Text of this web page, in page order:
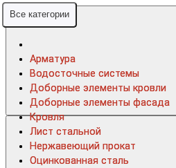
Все категории
Арматура
Водосточные системы
Доборные элементы кровли
Доборные элементы фасада
Кровля
Лист стальной
Нержавеющий прокат
Оцинкованная сталь
Все категории
Арматура
Водосточные системы
Доборные элементы кровли
Доборные элементы фасада
Кровля
Лист стальной
Нержавеющий прокат
Оцинкованная сталь